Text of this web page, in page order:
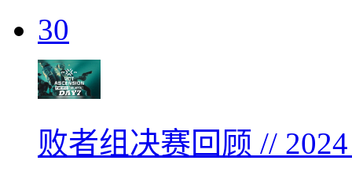
30
败者组决赛回顾 //